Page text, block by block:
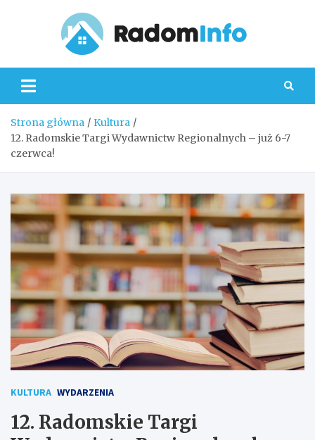
Strona główna
Kultura
12. Radomskie Targi Wydawnictw Regionalnych – już 6-7
czerwca!
KULTURA WYDARZENIA
12. Radomskie Targi